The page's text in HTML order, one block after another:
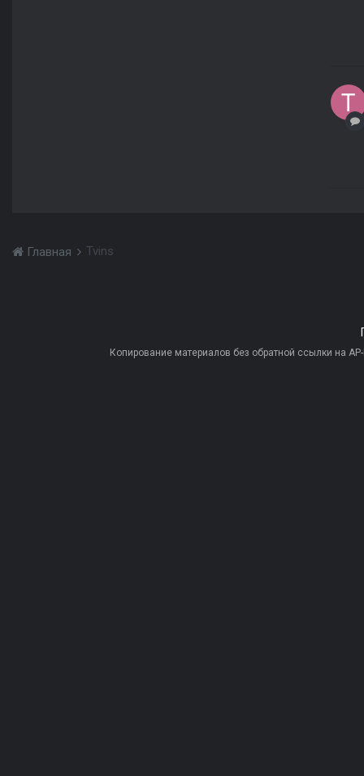
Главная Tvins
Копирование материалов без обратной ссылки на